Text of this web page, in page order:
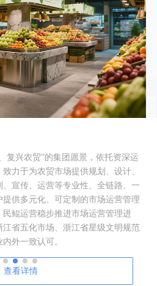
复兴农贸”的集团愿景，依托资深运
力于为农贸市场提供规划、设计、
宣传、运营等专业性、全链路、一
供多元化、可定制的市场运营管理
鲲运营稳步推进市场运营管理进
省五化市场、浙江省星级文明规范
外一致认可。
查看详情